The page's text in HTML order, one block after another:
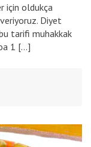
için oldukça
Diyet
tarifi muhakkak
1 […]